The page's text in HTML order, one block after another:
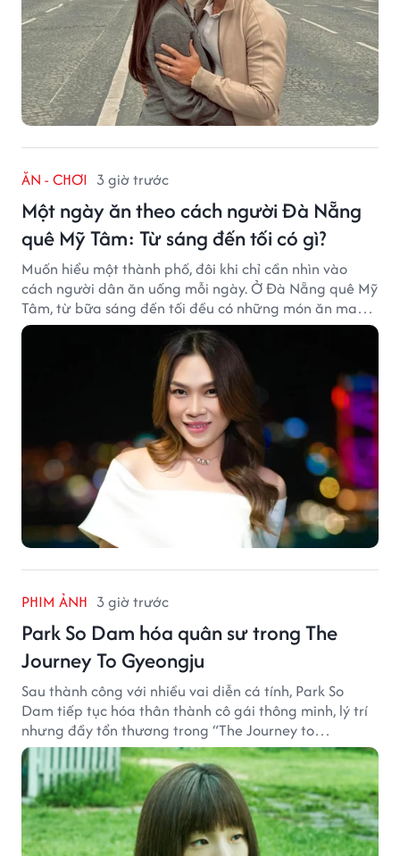
ĂN - CHƠI 3 giờ trước
Một ngày ăn theo cách người Đà Nẵng
quê Mỹ Tâm: Từ sáng đến tối có gì?
Muốn hiểu một thành phố, đôi khi chỉ cần nhìn vào
cách người dân ăn uống mỗi ngày. Ở Đà Nẵng quê Mỹ
Tâm, từ bữa sáng đến tối đều có những món ăn mang
đậm dấu ấn miền Trung.
PHIM ẢNH 3 giờ trước
Park So Dam hóa quân sư trong The
Journey To Gyeongju
Sau thành công với nhiều vai diễn cá tính, Park So
Dam tiếp tục hóa thân thành cô gái thông minh, lý trí
nhưng đầy tổn thương trong “The Journey to
Gyeongju”.